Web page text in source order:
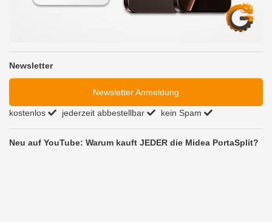
Newsletter
Newsletter Anmeldung
kostenlos jederzeit abbestellbar kein Spam
Neu auf YouTube: Warum kauft JEDER die Midea PortaSplit?